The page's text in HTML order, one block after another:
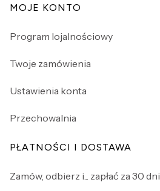
Linki w stopce
MOJE KONTO
Program lojalnościowy
Twoje zamówienia
Ustawienia konta
Przechowalnia
PŁATNOŚCI I DOSTAWA
Zamów, odbierz i... zapłać za 30 dni